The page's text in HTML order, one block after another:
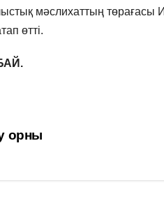
мәслихаттың
өтті.
орны